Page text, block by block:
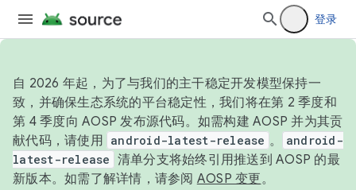
登录
自 2026 年起，为了与我们的主干稳定开发模型保持一
致，并确保生态系统的平台稳定性，我们将在第 2 季度和
第 4 季度向 AOSP 发布源代码。如需构建 AOSP 并为其贡
献代码，请使用 android-latest-release 。
android-
latest-release 清单分支将始终引用推送到 AOSP 的最
新版本。如需了解详情，请参阅 AOSP 变更。